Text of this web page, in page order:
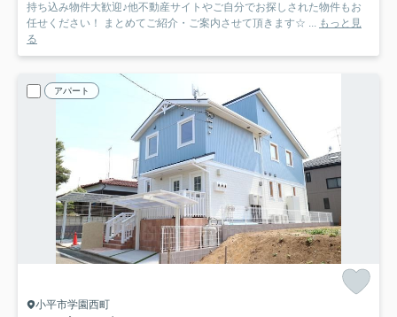
持ち込み物件大歓迎♪他不動産サイトやご自分でお探しされた物件もお
任せください！ まとめてご紹介・ご案内させて頂きます☆ ... もっと見
る
アパート
小平市学園西町